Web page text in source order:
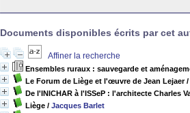
Documents disponibles écrits par cet
Affiner la recherche
Ensembles ruraux : sauvegarde et
Le Forum de Liège et l'œuvre de Jean Lejaer/
De l'INICHAR à l'ISSeP : l'architecte Charles
Liège / Jacques Barlet